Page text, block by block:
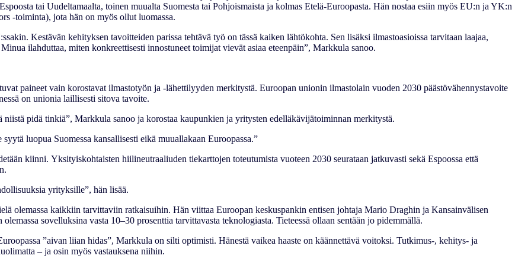
tai Uudeltamaalta, toinen muualta Suomesta tai Pohjoismaista ja kolmas Etelä-Euroopasta. Hän nostaa esiin myös EU:n ja YK:n
-toiminta), jota hän on myös ollut luomassa.
Kestävän kehityksen tavoitteiden parissa tehtävä työ on tässä kaiken lähtökohta. Sen lisäksi ilmastoasioissa tarvitaan laajaa,
ilahduttaa, miten konkreettisesti innostuneet toimijat vievät asiaa eteenpäin”, Markkula sanoo.
paineet vain korostavat ilmastotyön ja -lähettilyyden merkitystä. Euroopan unionin ilmastolain vuoden 2030 päästövähennystavoite
on unionia laillisesti sitova tavoite.
niistä pidä tinkiä”, Markkula sanoo ja korostaa kaupunkien ja yritysten edelläkävijätoiminnan merkitystä.
luopua Suomessa kansallisesti eikä muuallakaan Euroopassa.”
kiinni. Yksityiskohtaisten hiilineutraaliuden tiekarttojen toteutumista vuoteen 2030 seurataan jatkuvasti sekä Espoossa että
yrityksille”, hän lisää.
olemassa kaikkiin tarvittaviin ratkaisuihin. Hän viittaa Euroopan keskuspankin entisen johtaja Mario Draghin ja Kansainvälisen
sovelluksina vasta 10–30 prosenttia tarvittavasta teknologiasta. Tieteessä ollaan sentään jo pidemmällä.
”aivan liian hidas”, Markkula on silti optimisti. Hänestä vaikea haaste on käännettävä voitoksi. Tutkimus-, kehitys- ja
– ja osin myös vastauksena niihin.